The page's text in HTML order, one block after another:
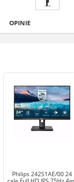
OPINIE
Philips 242S1AE/00 24